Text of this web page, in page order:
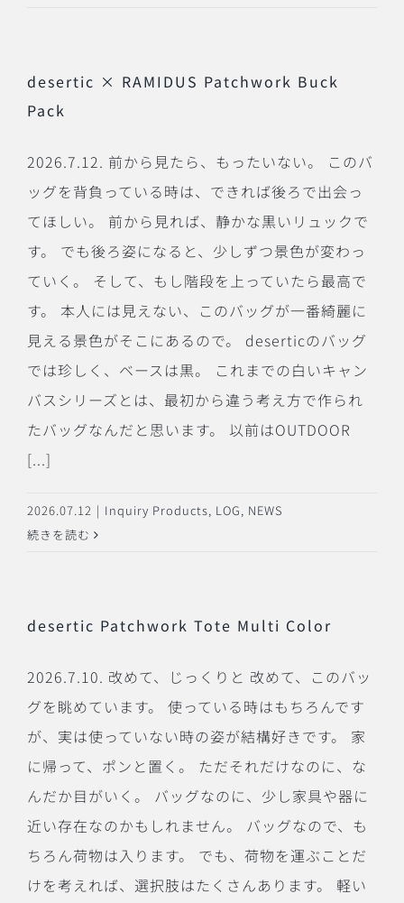
desertic × RAMIDUS Patchwork Buck
Pack
2026.7.12. 前から見たら、もったいない。 このバ
ッグを背負っている時は、できれば後ろで出会っ
てほしい。 前から見れば、静かな黒いリュックで
す。 でも後ろ姿になると、少しずつ景色が変わっ
ていく。 そして、もし階段を上っていたら最高で
す。 本人には見えない、このバッグが一番綺麗に
見える景色がそこにあるので。 deserticのバッグ
では珍しく、ベースは黒。 これまでの白いキャン
バスシリーズとは、最初から違う考え方で作られ
たバッグなんだと思います。 以前はOUTDOOR
[...]
2026.07.12 | Inquiry Products, LOG, NEWS
続きを読む
desertic Patchwork Tote Multi Color
2026.7.10. 改めて、じっくりと 改めて、このバッ
グを眺めています。 使っている時はもちろんです
が、実は使っていない時の姿が結構好きです。 家
に帰って、ポンと置く。 ただそれだけなのに、な
んだか目がいく。 バッグなのに、少し家具や器に
近い存在なのかもしれません。 バッグなので、も
ちろん荷物は入ります。 でも、荷物を運ぶことだ
けを考えれば、選択肢はたくさんあります。 軽い